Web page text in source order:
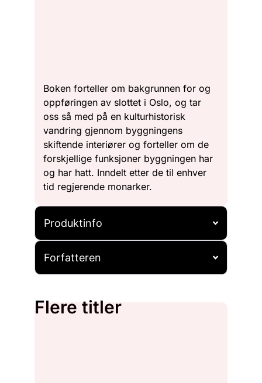
Boken forteller om bakgrunnen for og
oppføringen av slottet i Oslo, og tar
oss så med på en kulturhistorisk
vandring gjennom byggningens
skiftende interiører og forteller om de
forskjellige funksjoner byggningen har
og har hatt. Inndelt etter de til enhver
tid regjerende monarker.
Produktinfo
Forfatteren
Flere titler